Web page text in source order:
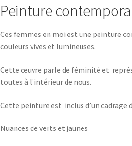
Peinture
Ces femmes en moi est une peinture
couleurs vives et lumineuses.
Cette œuvre parle de féminité et
toutes à l’intérieur de nous.
Cette peinture est inclus d’un
Nuances de verts et jaunes